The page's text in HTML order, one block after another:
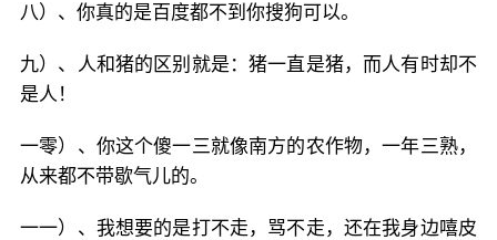
八）、你真的是百度都不到你搜狗可以。
九）、人和猪的区别就是：猪一直是猪，而人有时却不
是人！
一零）、你这个傻一三就像南方的农作物，一年三熟，
从来都不带歇气儿的。
一一）、我想要的是打不走，骂不走，还在我身边嘻皮